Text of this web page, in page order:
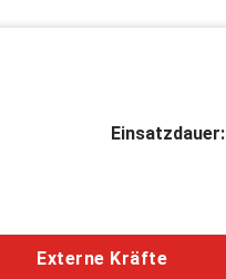
Einsatzdauer:
Externe Kräfte